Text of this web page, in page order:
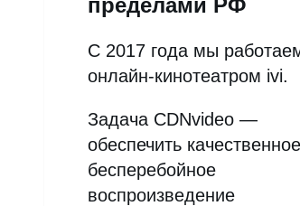
пределами РФ
С 2017 года мы
онлайн-кинотеатром ivi.
Задача CDNvideo —
обеспечить
бесперебойное
воспроизведение